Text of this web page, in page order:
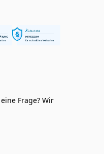
Frage? Wir